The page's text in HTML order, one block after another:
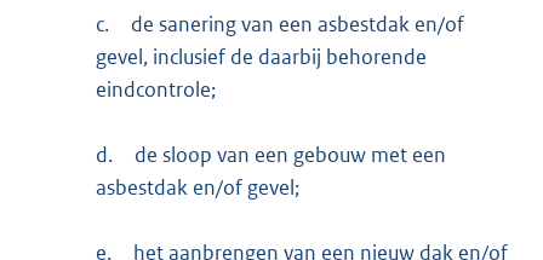
c.
de sanering van een asbestdak en/of
gevel, inclusief de daarbij behorende
eindcontrole;
d.
de sloop van een gebouw met een
asbestdak en/of gevel;
e.
het aanbrengen van een nieuw dak en/of